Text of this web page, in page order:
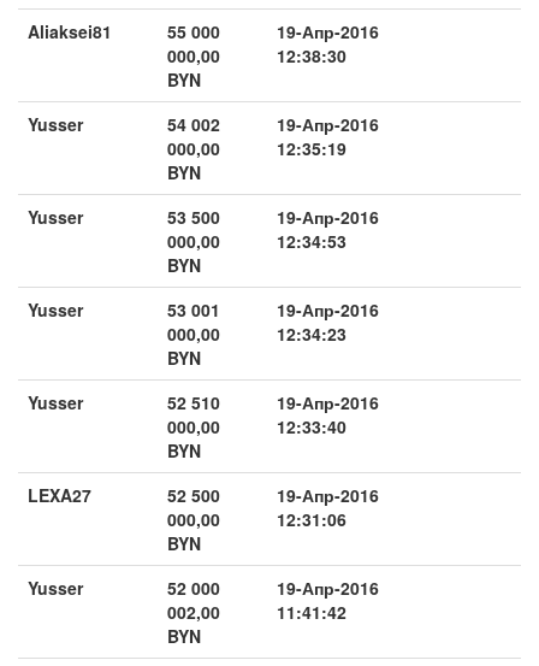
Aliaksei81
55 000
000,00
BYN
19-Апр-2016
12:38:30
Yusser
54 002
000,00
BYN
19-Апр-2016
12:35:19
Yusser
53 500
000,00
BYN
19-Апр-2016
12:34:53
Yusser
53 001
000,00
BYN
19-Апр-2016
12:34:23
Yusser
52 510
000,00
BYN
19-Апр-2016
12:33:40
LEXA27
52 500
000,00
BYN
19-Апр-2016
12:31:06
Yusser
52 000
002,00
BYN
19-Апр-2016
11:41:42